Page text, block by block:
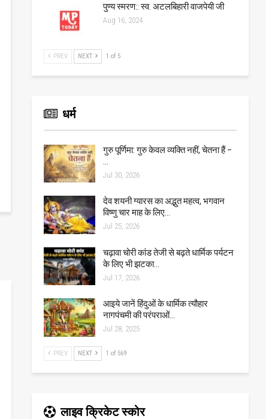
पुण्य स्मरण:: स्व. अटलबिहारी वाजपेयी जी
Aug 16, 2024
PREV NEXT 1 of 5
धर्म
गुरु पूर्णिमा: गुरु केवल व्यक्ति नहीं, चेतना हैं –
Jul 30, 2026
देव शयनी ग्यारस का अद्भुत महत्व, भगवान
विष्णु चार माह के लिए…
Jul 25, 2026
चढ़ावा चोरी कांड तेजी से बढ़ते धार्मिक पर्यटन
के लिए भी झटका…
Jul 17, 2026
आइये जानें हिंदुओं के धार्मिक त्यौहार
नागपंचमी की परंपराओं…
Jul 28, 2025
PREV NEXT 1 of 569
लाइव क्रिकेट स्कोर